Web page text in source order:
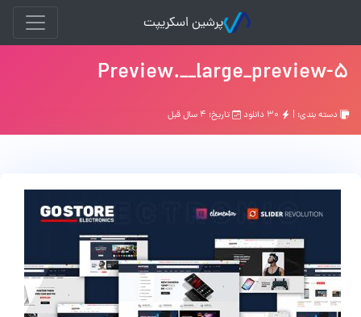
پرشین اسکریپت
Preview.__large_preview-5
دسته بندی: | تاریخ: ۴ سال قبل